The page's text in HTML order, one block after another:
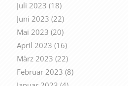
Juli 2023 (18)
Juni 2023 (22)
Mai 2023 (20)
April 2023 (16)
März 2023 (22)
Februar 2023 (8)